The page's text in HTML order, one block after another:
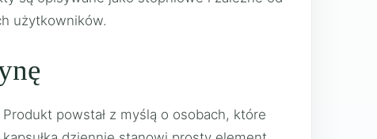
użytkowników.
powstał z myślą o osobach, które